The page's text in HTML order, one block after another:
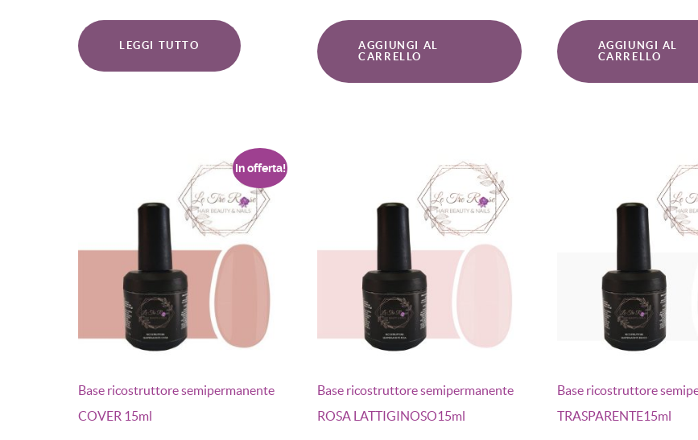
LEGGI TUTTO
AGGIUNGI AL
CARRELLO
AGGIUNGI AL
CARRELLO
In offerta!
Base ricostruttore semipermanente
COVER 15ml
Base ricostruttore semipermanente
ROSA LATTIGINOSO15ml
Base ricostruttore
TRASPARENTE15ml